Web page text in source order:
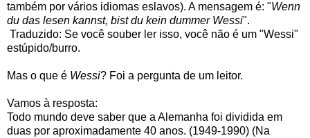
também por vários idiomas eslavos). A mensagem é: "Wenn
du das lesen kannst, bist du kein dummer Wessi".
Traduzido: Se você souber ler isso, você não é um "Wessi"
estúpido/burro.
Mas o que é Wessi? Foi a pergunta de um leitor.
Vamos à resposta:
Todo mundo deve saber que a Alemanha foi dividida em
duas por aproximadamente 40 anos. (1949-1990) (Na